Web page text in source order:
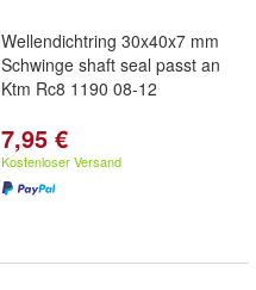
Wellendichtring 30x40x7 mm
Schwinge shaft seal passt an
Ktm Rc8 1190 08-12
7,95 €
Kostenloser Versand